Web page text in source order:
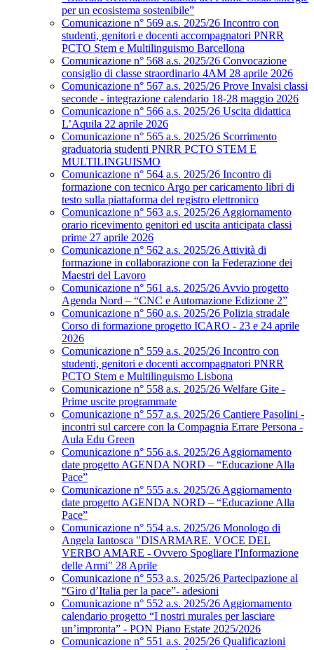
per un ecosistema sostenibile”
Comunicazione n° 569 a.s. 2025/26 Incontro con
studenti, genitori e docenti accompagnatori PNRR
PCTO Stem e Multilinguismo Barcellona
Comunicazione n° 568 a.s. 2025/26 Convocazione
consiglio di classe straordinario 4AM 28 aprile 2026
Comunicazione n° 567 a.s. 2025/26 Prove Invalsi classi
seconde - integrazione calendario 18-28 maggio 2026
Comunicazione n° 566 a.s. 2025/26 Uscita didattica
L’Aquila 22 aprile 2026
Comunicazione n° 565 a.s. 2025/26 Scorrimento
graduatoria studenti PNRR PCTO STEM E
MULTILINGUISMO
Comunicazione n° 564 a.s. 2025/26 Incontro di
formazione con tecnico Argo per caricamento libri di
testo sulla piattaforma del registro elettronico
Comunicazione n° 563 a.s. 2025/26 Aggiornamento
orario ricevimento genitori ed uscita anticipata classi
prime 27 aprile 2026
Comunicazione n° 562 a.s. 2025/26 Attività di
formazione in collaborazione con la Federazione dei
Maestri del Lavoro
Comunicazione n° 561 a.s. 2025/26 Avvio progetto
Agenda Nord – “CNC e Automazione Edizione 2”
Comunicazione n° 560 a.s. 2025/26 Polizia stradale
Corso di formazione progetto ICARO - 23 e 24 aprile
2026
Comunicazione n° 559 a.s. 2025/26 Incontro con
studenti, genitori e docenti accompagnatori PNRR
PCTO Stem e Multilinguismo Lisbona
Comunicazione n° 558 a.s. 2025/26 Welfare Gite -
Prime uscite programmate
Comunicazione n° 557 a.s. 2025/26 Cantiere Pasolini -
incontri sul carcere con la Compagnia Errare Persona -
Aula Edu Green
Comunicazione n° 556 a.s. 2025/26 Aggiornamento
date progetto AGENDA NORD – “Educazione Alla
Pace”
Comunicazione n° 555 a.s. 2025/26 Aggiornamento
date progetto AGENDA NORD – “Educazione Alla
Pace”
Comunicazione n° 554 a.s. 2025/26 Monologo di
Angela Iantosca "DISARMARE. VOCE DEL
VERBO AMARE - Ovvero Spogliare l'Informazione
delle Armi" 28 Aprile
Comunicazione n° 553 a.s. 2025/26 Partecipazione al
“Giro d’Italia per la pace”- adesioni
Comunicazione n° 552 a.s. 2025/26 Aggiornamento
calendario progetto “I nostri murales per lasciare
un’impronta” - PON Piano Estate 2025/2026
Comunicazione n° 551 a.s. 2025/26 Qualificazioni